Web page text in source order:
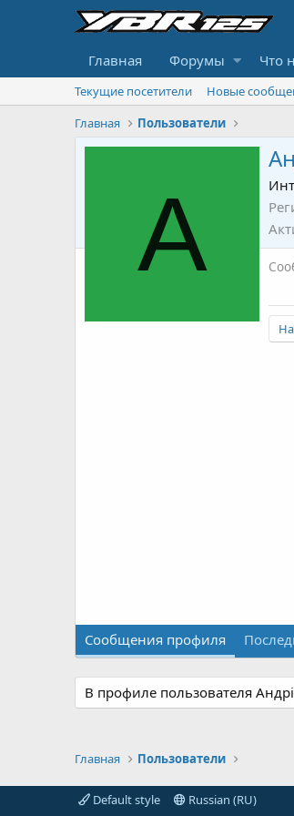
Главная Форумы Что
Текущие посетители Новые
Главная
Пользователи
А
Сообщения профиля
В профиле пользователя
Главная Пользователи
Default style Russian (RU)